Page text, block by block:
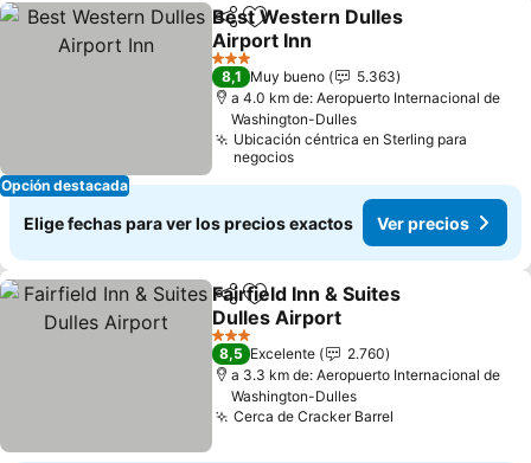
Opción destacada
CompartirAgregar a favoritos
Best Western Dulles
Airport Inn
Ver precios
3 Estrellas
8,1 Muy bueno
5.363
a 4.0 km de: Aeropuerto Internacional de
Washington-Dulles
Ubicación céntrica en Sterling para
negocios
Elige fechas para ver los precios exactos Ver precios
CompartirAgregar a favoritos
Fairfield Inn & Suites
Dulles Airport
Ver precios
3 Estrellas
8,5 Excelente
2.760
a 3.3 km de: Aeropuerto Internacional de
Washington-Dulles
Cerca de Cracker Barrel